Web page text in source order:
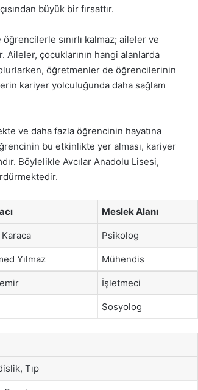
büyük bir fırsattır.
sınırlı kalmaz; aileler ve
çocuklarının hangi alanlarda
öğretmenler de öğrencilerinin
kariyer yolculuğunda daha sağlam
ve daha fazla öğrencinin hayatına
bu etkinlikte yer alması, kariyer
Böylelikle Avcılar Anadolu Lisesi,
Meslek Alanı
Psikolog
Yılmaz Mühendis
İşletmeci
Sosyolog
Tıp